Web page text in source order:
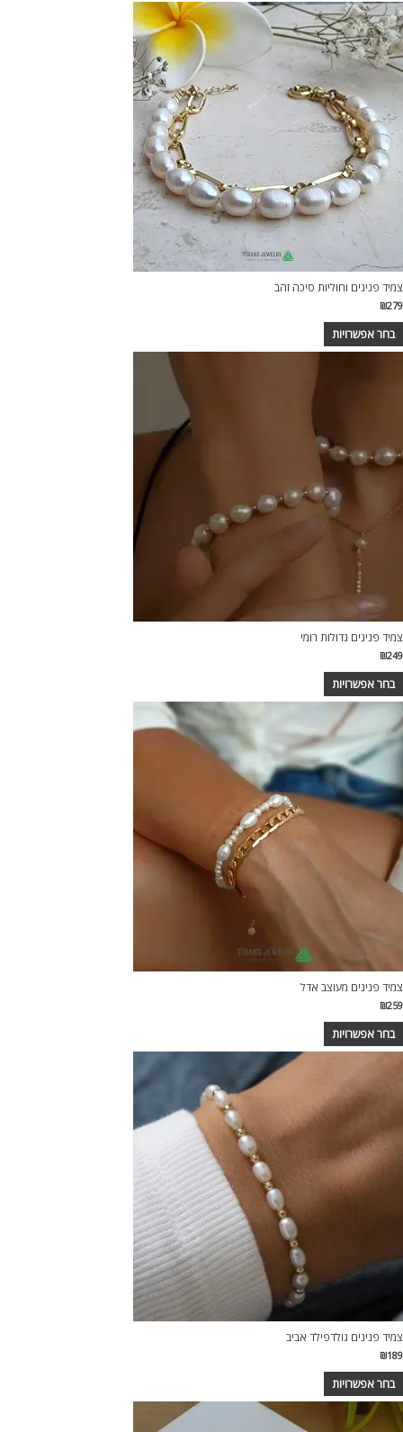
צמיד פנינים וחוליות סיכה זהב
₪279
בחר אפשרויות
צמיד פנינים גדולות רומי
₪249
בחר אפשרויות
צמיד פנינים מעוצב אדל
₪259
בחר אפשרויות
צמיד פנינים גולדפילד אביב
₪189
בחר אפשרויות